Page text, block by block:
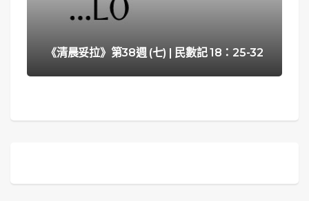
《清晨妥拉》第38週 (七) | 民數記 18：25-32